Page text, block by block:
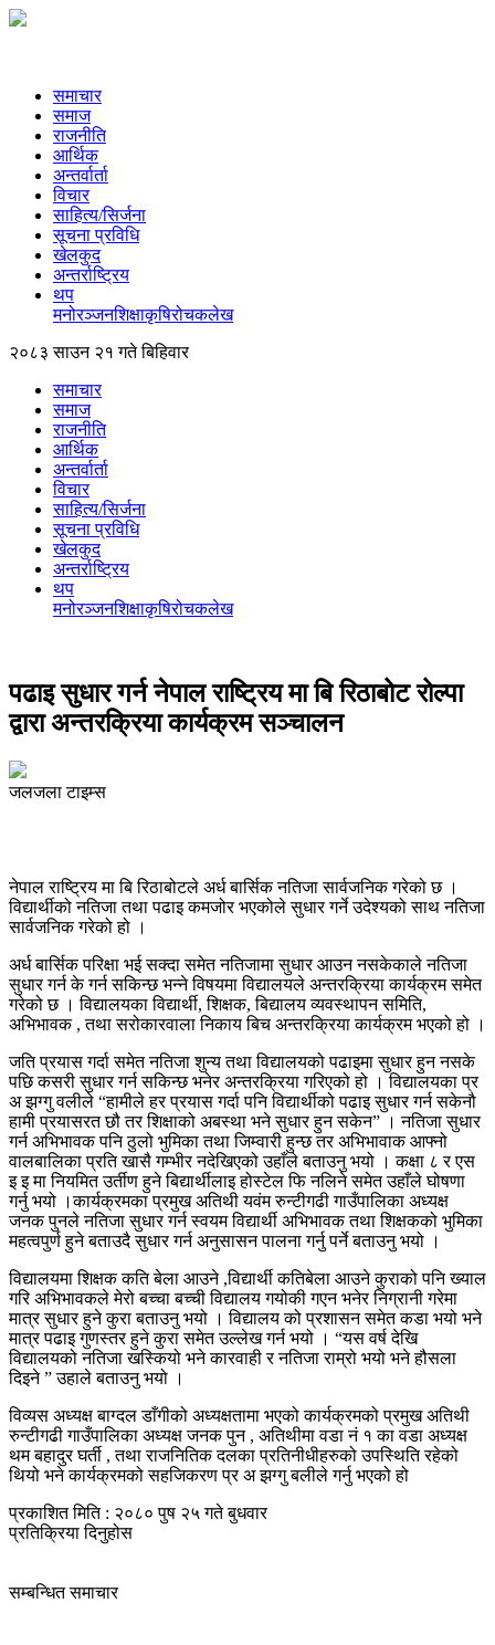
समाचार
समाज
राजनीति
आर्थिक
अन्तर्वार्ता
विचार
साहित्य/सिर्जना
सूचना प्रविधि
खेलकुद
अन्तर्राष्ट्रिय
थप
मनोरञ्‍जनशिक्षाकृषिरोचकलेख
२०८३ साउन २१ गते बिहिवार
समाचार
समाज
राजनीति
आर्थिक
अन्तर्वार्ता
विचार
साहित्य/सिर्जना
सूचना प्रविधि
खेलकुद
अन्तर्राष्ट्रिय
थप
मनोरञ्‍जनशिक्षाकृषिरोचकलेख
पढाइ सुधार गर्न नेपाल राष्ट्रिय मा बि रिठाबोट रोल्पा
द्वारा अन्तरक्रिया कार्यक्रम सञ्चालन
जलजला टाइम्स
नेपाल राष्ट्रिय मा बि रिठाबोटले अर्ध बार्सिक नतिजा सार्वजनिक गरेको छ ।
विद्यार्थीको नतिजा तथा पढाइ कमजोर भएकोले सुधार गर्ने उदेश्यको साथ नतिजा
सार्वजनिक गरेको हो ।
अर्ध बार्सिक परिक्षा भई सक्दा समेत नतिजामा सुधार आउन नसकेकाले नतिजा
सुधार गर्न के गर्न सकिन्छ भन्ने विषयमा विद्यालयले अन्तरक्रिया कार्यक्रम समेत
गरेको छ । विद्यालयका विद्यार्थी, शिक्षक, बिद्यालय व्यवस्थापन समिति,
अभिभावक , तथा सरोकारवाला निकाय बिच अन्तरक्रिया कार्यक्रम भएको हो ।
जति प्रयास गर्दा समेत नतिजा शुन्य तथा विद्यालयको पढाइमा सुधार हुन नसके
पछि कसरी सुधार गर्न सकिन्छ भनेर अन्तरक्रिया गरिएको हो । विद्यालयका प्र
अ झग्गु वलीले “हामीले हर प्रयास गर्दा पनि विद्यार्थीको पढाइ सुधार गर्न सकेनौ
हामी प्रयासरत छौ तर शिक्षाको अबस्था भने सुधार हुन सकेन” । नतिजा सुधार
गर्न अभिभावक पनि ठुलो भुमिका तथा जिम्वारी हुन्छ तर अभिभावाक आफ्नो
वालबालिका प्रति खासै गम्भीर नदेखिएको उहाँले बताउनु भयो । कक्षा ८ र एस
इ इ मा नियमित उर्तीण हुने बिद्यार्थीलाइ होस्टेल फि नलिने समेत उहाँले घोषणा
गर्नु भयो ।कार्यक्रमका प्रमुख अतिथी यवंम रुन्टीगढी गाउँपालिका अध्यक्ष
जनक पुनले नतिजा सुधार गर्न स्वयम विद्यार्थी अभिभावक तथा शिक्षकको भुमिका
महत्वपुर्ण हुने बताउदै सुधार गर्न अनुसासन पालना गर्नु पर्ने बताउनु भयो ।
विद्यालयमा शिक्षक कति बेला आउने ,विद्यार्थी कतिबेला आउने कुराको पनि ख्याल
गरि अभिभावकले मेरो बच्चा बच्ची विद्यालय गयोकी गएन भनेर निग्रानी गरेमा
मात्र सुधार हुने कुरा बताउनु भयो । विद्यालय को प्रशासन समेत कडा भयो भने
मात्र पढाइ गुणस्तर हुने कुरा समेत उल्लेख गर्न भयो । “यस वर्ष देखि
विद्यालयको नतिजा खस्कियो भने कारवाही र नतिजा राम्रो भयो भने हौसला
दिइने ” उहाले बताउनु भयो ।
विव्यस अध्यक्ष बाग्दल डाँगीको अध्यक्षतामा भएको कार्यक्रमको प्रमुख अतिथी
रुन्टीगढी गाउँपालिका अध्यक्ष जनक पुन , अतिथीमा वडा नं १ का वडा अध्यक्ष
थम बहादुर घर्ती , तथा राजनितिक दलका प्रतिनीधीहरुको उपस्थिति रहेको
थियो भने कार्यक्रमको सहजिकरण प्र अ झग्गु बलीले गर्नु भएको हो
प्रकाशित मिति : २०८० पुष २५ गते बुधवार
प्रतिक्रिया दिनुहोस
सम्बन्धित समाचार